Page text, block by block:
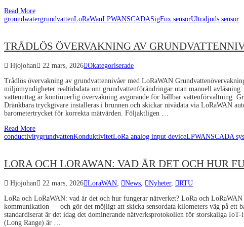
Read More
groundwatergrundvattenLoRaWanLPWANSCADASigFox sensorUltraljuds sensor
TRÅDLÖS ÖVERVAKNING AV
Hjojohan 22 mars, 2026 Okategoriserade
Trådlös övervakning av grundvattennivåer med LoRaWAN
miljömyndigheter realtidsdata om grundvattenförändringar utan manuell
vattenuttag är kontinuerlig övervakning avgörande för hållbar vattenförvaltning.
Dränkbara tryckgivare installeras i brunnen och skickar nivådata via LoRaWAN
barometertrycket för korrekta mätvärden. Följaktligen …
Read More
conductivitygrundvattenKonduktivitetLoRa analog input deviceLPWANSCADA
LORA OCH LORAWAN: VAD ÄR DET OCH HUR
Hjojohan 22 mars, 2026 LoraWAN News Nyheter,
RTU
LoRa och LoRaWAN: vad är det och hur fungerar nätverket? LoRa och
kommunikation — och gör det möjligt att skicka sensordata kilometers väg på ett
standardiserat är det idag det dominerande nätverksprotokollen för storskaliga
(Long Range) är …